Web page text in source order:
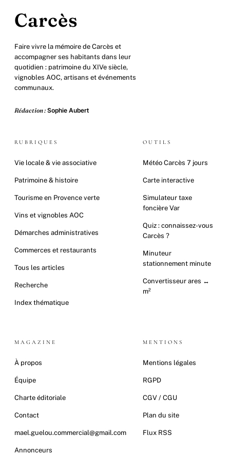
Carcès
Faire vivre la mémoire de Carcès et
accompagner ses habitants dans leur
quotidien : patrimoine du XIVe siècle,
vignobles AOC, artisans et événements
communaux.
Rédaction : Sophie Aubert
RUBRIQUES
Vie locale & vie associative
Patrimoine & histoire
Tourisme en Provence verte
Vins et vignobles AOC
Démarches administratives
Commerces et restaurants
Tous les articles
Recherche
Index thématique
OUTILS
Météo Carcès 7 jours
Carte interactive
Simulateur taxe
foncière Var
Quiz : connaissez-vous
Carcès ?
Minuteur
stationnement minute
Convertisseur ares ↔
m²
MAGAZINE
À propos
Équipe
Charte éditoriale
Contact
mael.guelou.commercial@gmail.com
Annonceurs
MENTIONS
Mentions légales
RGPD
CGV / CGU
Plan du site
Flux RSS